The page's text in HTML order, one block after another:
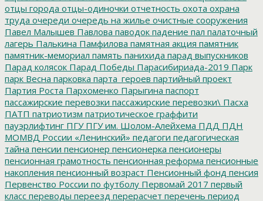
отцы города отцы-одиночки отчетность охота охрана
труда очереди очередь на жилье очистные сооружения
Павел Малышев Павлова паводок падение пал палаточный
лагерь Палькина Памфилова памятная акция памятник
памятник-мемориал память панихида парад выпускников
Парад колясок Парад Победы Парасибириада-2019 Парк
парк Весна парковка парта_героев партийный проект
Партия Роста Пархоменко Парыгина паспорт
пассажирские перевозки пассажирские перевозки\ Пасха
ПАТП патриотизм патриотическое граффити
пауэрлифтинг ПГУПГУ им. Шолом-Алейхема ПДД ПДН
МОМВД России «Ленинский» педагоги педагогическая
тайна пенсии пенсионер пенсионерка пенсионеры
пенсионная грамотность пенсионная реформа пенсионные
накопления пенсионный возраст Пенсионный фонд пенсия
Первенство России по футболу Первомай 2017 первый
класс переводы переезд перерасчет перечень период